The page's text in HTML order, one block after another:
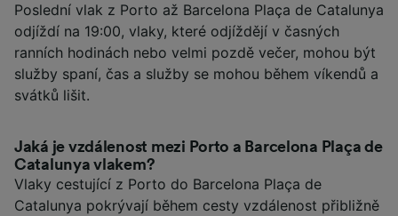
Poslední vlak z Porto až Barcelona Plaça de Catalunya
odjíždí na 19:00, vlaky, které odjíždějí v časných
ranních hodinách nebo velmi pozdě večer, mohou být
služby spaní, čas a služby se mohou během víkendů a
svátků lišit.
Jaká je vzdálenost mezi Porto a Barcelona Plaça de
Catalunya vlakem?
Vlaky cestující z Porto do Barcelona Plaça de
Catalunya pokrývají během cesty vzdálenost přibližně